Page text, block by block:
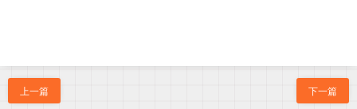
上一篇 下一篇